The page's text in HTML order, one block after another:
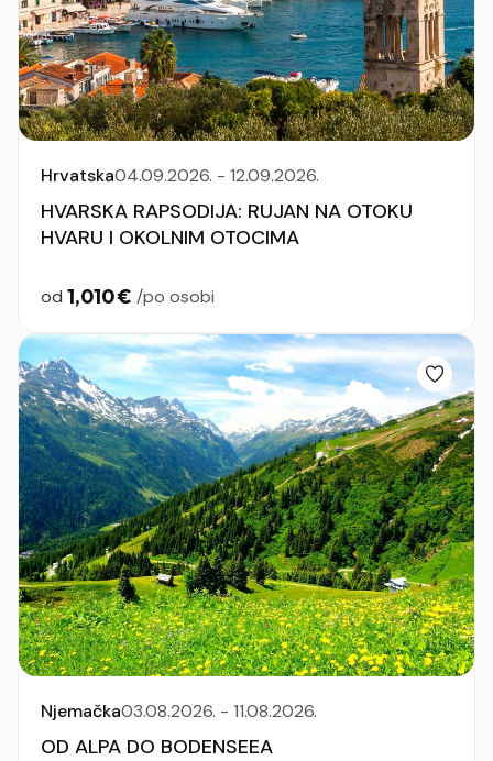
Hrvatska04.09.2026. - 12.09.2026.
HVARSKA RAPSODIJA: RUJAN NA OTOKU
HVARU I OKOLNIM OTOCIMA
od 1,010 € /po osobi
Njemačka03.08.2026. - 11.08.2026.
OD ALPA DO BODENSEEA